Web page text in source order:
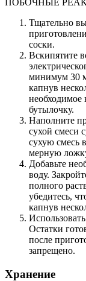
ПОБОЧНЫЕ
Тщательно
соски.
Вскипятите
минимум 30
капнув
необходимое
бутылочку.
Наполните
сухой смеси
сухую смесь
мерную
Добавьте
воду.
полного
убедитесь,
капнув
Остатки
после
запрещено.
Хранение